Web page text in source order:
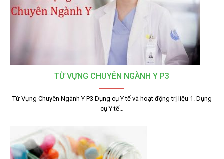
TỪ VỰNG CHUYÊN NGÀNH Y P3
Từ Vựng Chuyên Ngành Y P3 Dụng cụ Y tế và hoạt động trị liệu 1. Dụng
cụ Y tế…